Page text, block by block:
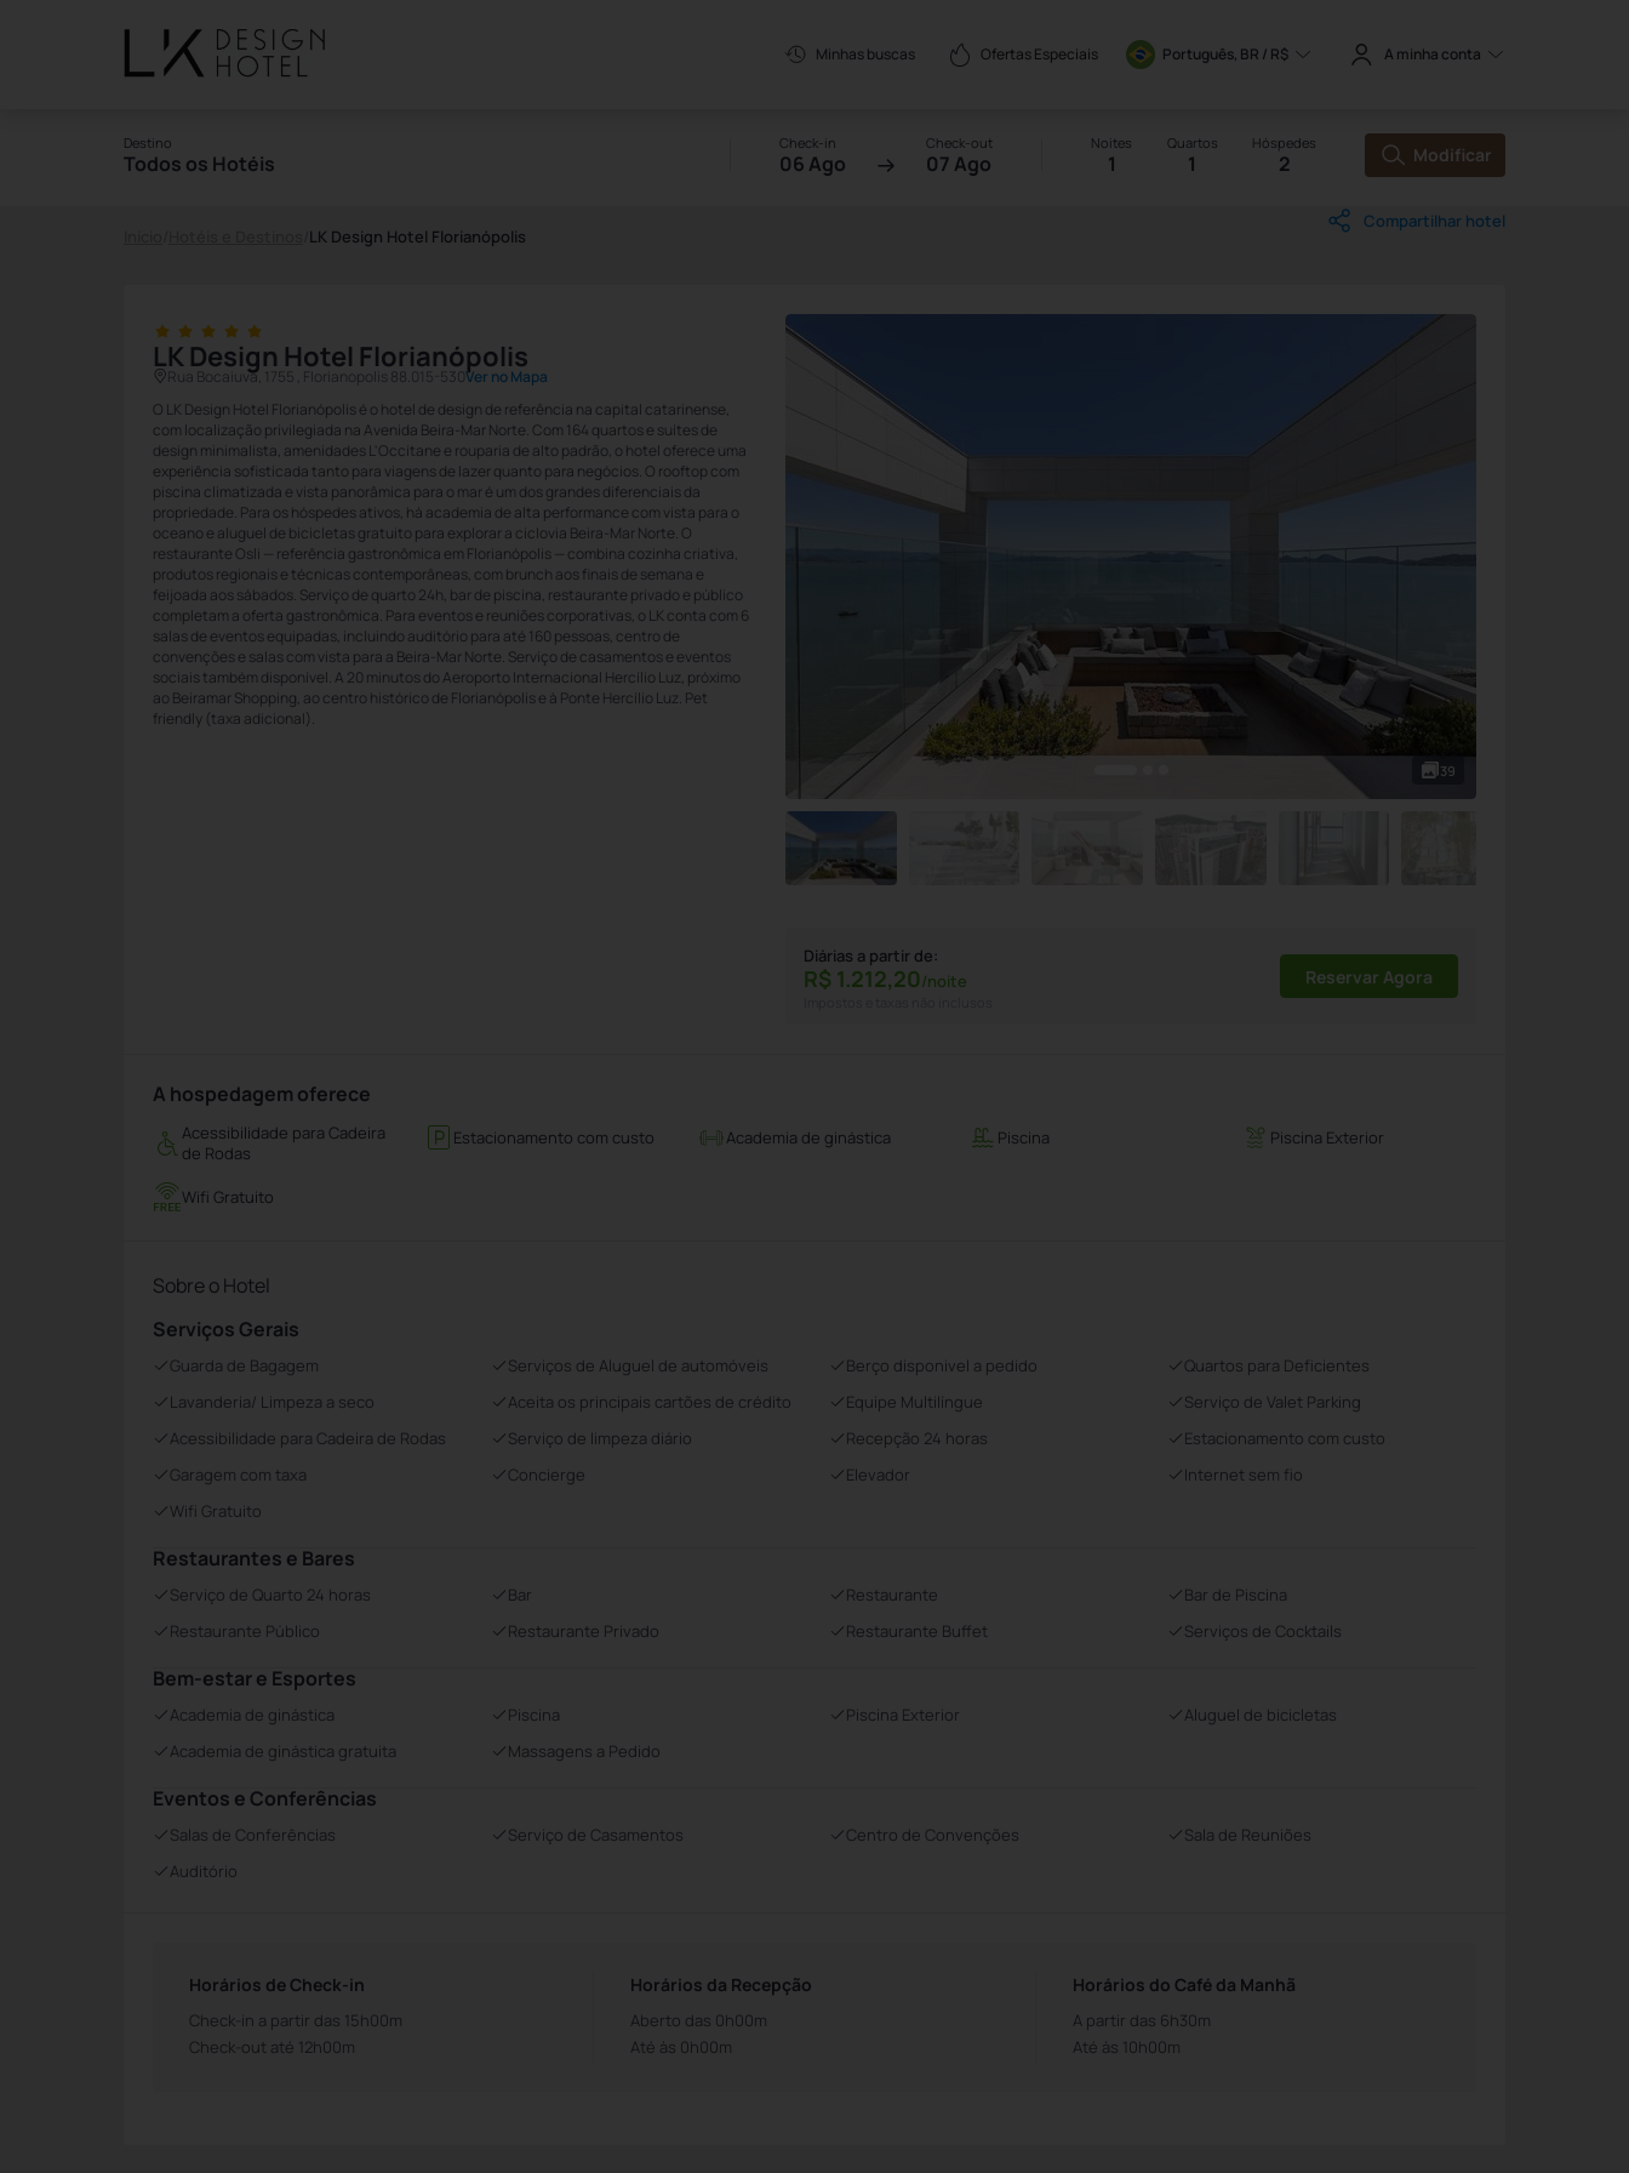
Minhas buscas Ofertas Especiais Português, BR / R$ A minha conta
Destino
Todos os Hotéis
Check-in
06 Ago
Check-out
07 Ago
Noites
1
Quartos
1
Hóspedes
2 Modificar
LK Design Hotel Florianópolis
Compartilhar hotel
LK Design Hotel Florianópolis
Rua Bocaiuva, 1755 , Florianopolis 88.015-530Ver no Mapa
O LK Design Hotel Florianópolis é o hotel de design de referência na capital catarinense,
com localização privilegiada na Avenida Beira-Mar Norte. Com 164 quartos e suítes de
design minimalista, amenidades L'Occitane e rouparia de alto padrão, o hotel oferece uma
experiência sofisticada tanto para viagens de lazer quanto para negócios. O rooftop com
piscina climatizada e vista panorâmica para o mar é um dos grandes diferenciais da
propriedade. Para os hóspedes ativos, há academia de alta performance com vista para o
oceano e aluguel de bicicletas gratuito para explorar a ciclovia Beira-Mar Norte. O
restaurante Osli — referência gastronômica em Florianópolis — combina cozinha criativa,
produtos regionais e técnicas contemporâneas, com brunch aos finais de semana e
feijoada aos sábados. Serviço de quarto 24h, bar de piscina, restaurante privado e público
completam a oferta gastronômica. Para eventos e reuniões corporativas, o LK conta com 6
salas de eventos equipadas, incluindo auditório para até 160 pessoas, centro de
convenções e salas com vista para a Beira-Mar Norte. Serviço de casamentos e eventos
sociais também disponível. A 20 minutos do Aeroporto Internacional Hercílio Luz, próximo
ao Beiramar Shopping, ao centro histórico de Florianópolis e à Ponte Hercílio Luz. Pet
friendly (taxa adicional).
39
Diárias a partir de:
R$ 1.212,20/noite Reservar Agora
A hospedagem oferece
Acessibilidade para Cadeira
de Rodas
Estacionamento com custo Academia de ginástica Piscina Piscina Exterior
Wifi Gratuito
Sobre o Hotel
Serviços Gerais
Guarda de Bagagem Serviços de Aluguel de automóveis Berço disponivel a pedido
Quartos para Deficientes
Lavanderia/ Limpeza a seco
Aceita os principais cartões de crédito Equipe Multilíngue
Serviço de Valet Parking
Acessibilidade para Cadeira de Rodas
Serviço de limpeza diário Recepção 24 horas
Estacionamento com custo
Garagem com taxa
Concierge Elevador
Internet sem fio
Wifi Gratuito
Restaurantes e Bares
Serviço de Quarto 24 horas Bar Restaurante
Bar de Piscina
Restaurante Público
Restaurante Privado Restaurante Buffet Serviços de Cocktails
Bem-estar e Esportes
Academia de ginástica Piscina Piscina Exterior
Aluguel de bicicletas
Academia de ginástica gratuita
Massagens a Pedido
Eventos e Conferências
Salas de Conferências Serviço de Casamentos Centro de Convenções
Sala de Reuniões
Auditório
Horários de Check-in
Check-in a partir das 15h00m
Check-out até 12h00m
Horários da Recepção
Aberto das 0h00m
Até às 0h00m
Horários do Café da Manhã
A partir das 6h30m
Até às 10h00m